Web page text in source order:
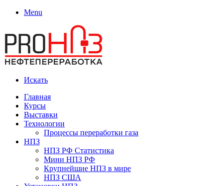
Menu
Искать
Главная
Курсы
Выставки
Технологии
Процессы переработки газа
НПЗ
НПЗ РФ Статистика
Мини НПЗ РФ
Крупнейшие НПЗ в мире
НПЗ США